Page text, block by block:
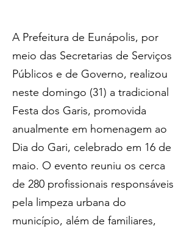
A Prefeitura de Eunápolis, por
meio das Secretarias de Serviços
Públicos e de Governo, realizou
neste domingo (31) a tradicional
Festa dos Garis, promovida
anualmente em homenagem ao
Dia do Gari, celebrado em 16 de
maio. O evento reuniu os cerca
de 280 profissionais responsáveis
pela limpeza urbana do
município, além de familiares,